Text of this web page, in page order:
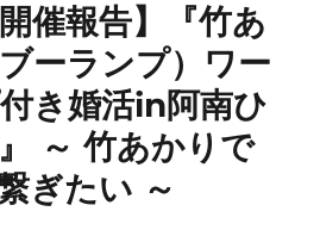
催報告】『竹あ
ーランプ）ワー
き婚活in阿南ひ
～ 竹あかりで
ぎたい ～